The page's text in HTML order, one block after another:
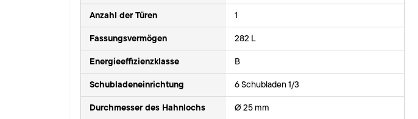
Anzahl der Türen 1
Fassungsvermögen 282 L
Energieeffizienzklasse B
Schubladeneinrichtung 6 Schubladen 1/3
Durchmesser des Hahnlochs Ø 25 mm